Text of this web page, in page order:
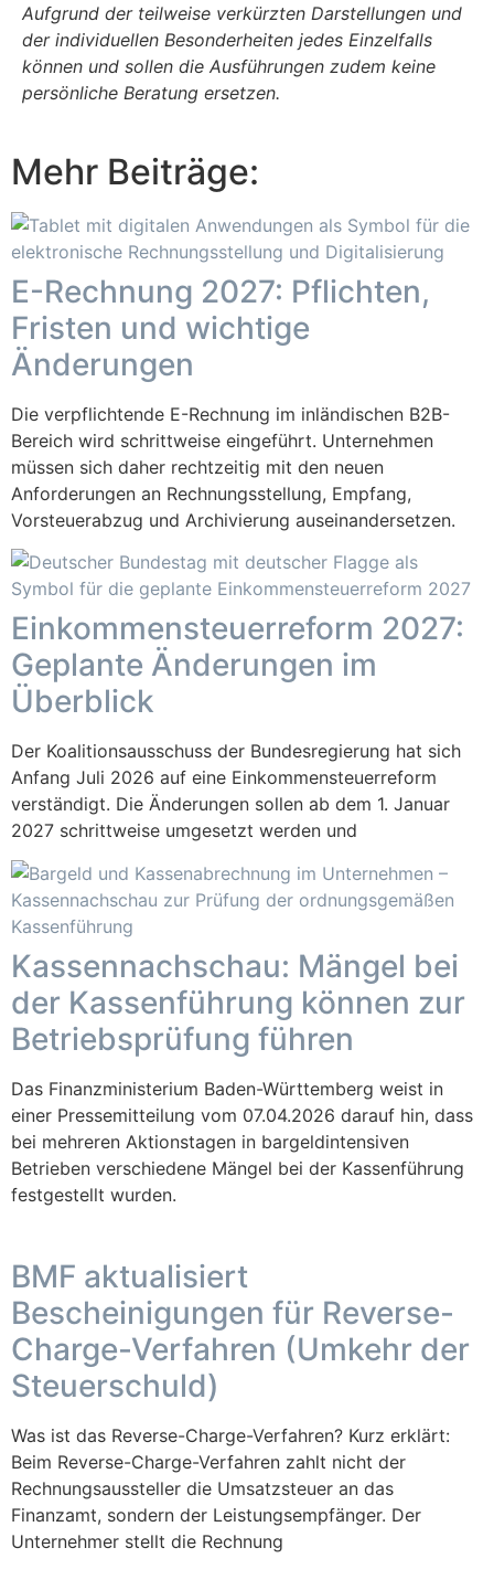
Aufgrund der teilweise verkürzten Darstellungen und
der individuellen Besonderheiten jedes Einzelfalls
können und sollen die Ausführungen zudem keine
persönliche Beratung ersetzen.
Mehr Beiträge:
E-Rechnung 2027: Pflichten,
Fristen und wichtige
Änderungen
Die verpflichtende E-Rechnung im inländischen B2B-
Bereich wird schrittweise eingeführt. Unternehmen
müssen sich daher rechtzeitig mit den neuen
Anforderungen an Rechnungsstellung, Empfang,
Vorsteuerabzug und Archivierung auseinandersetzen.
Einkommensteuerreform 2027:
Geplante Änderungen im
Überblick
Der Koalitionsausschuss der Bundesregierung hat sich
Anfang Juli 2026 auf eine Einkommensteuerreform
verständigt. Die Änderungen sollen ab dem 1. Januar
2027 schrittweise umgesetzt werden und
Kassennachschau: Mängel bei
der Kassenführung können zur
Betriebsprüfung führen
Das Finanzministerium Baden-Württemberg weist in
einer Pressemitteilung vom 07.04.2026 darauf hin, dass
bei mehreren Aktionstagen in bargeldintensiven
Betrieben verschiedene Mängel bei der Kassenführung
festgestellt wurden.
BMF aktualisiert
Bescheinigungen für Reverse-
Charge-Verfahren (Umkehr der
Steuerschuld)
Was ist das Reverse-Charge-Verfahren? Kurz erklärt:
Beim Reverse-Charge-Verfahren zahlt nicht der
Rechnungsaussteller die Umsatzsteuer an das
Finanzamt, sondern der Leistungsempfänger. Der
Unternehmer stellt die Rechnung